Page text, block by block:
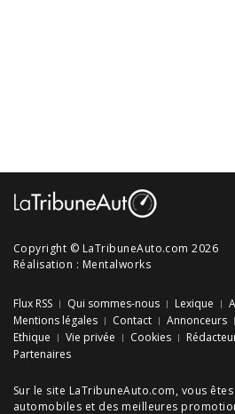
Copyright © LaTribuneAuto.com 2026
Réalisation : Mentalworks
Flux RSS Qui sommes-nous Lexique
Mentions légales
Contact Annonceurs
Ethique
Vie privée Cookies
Partenaires
Sur le site LaTribuneAuto.com, vous
automobiles et des meilleures